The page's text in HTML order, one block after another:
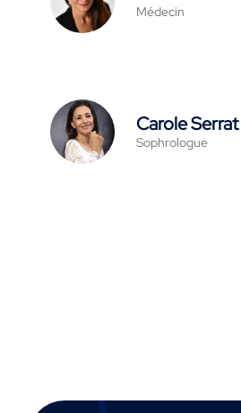
Médecin
Carole Serrat
Sophrologue